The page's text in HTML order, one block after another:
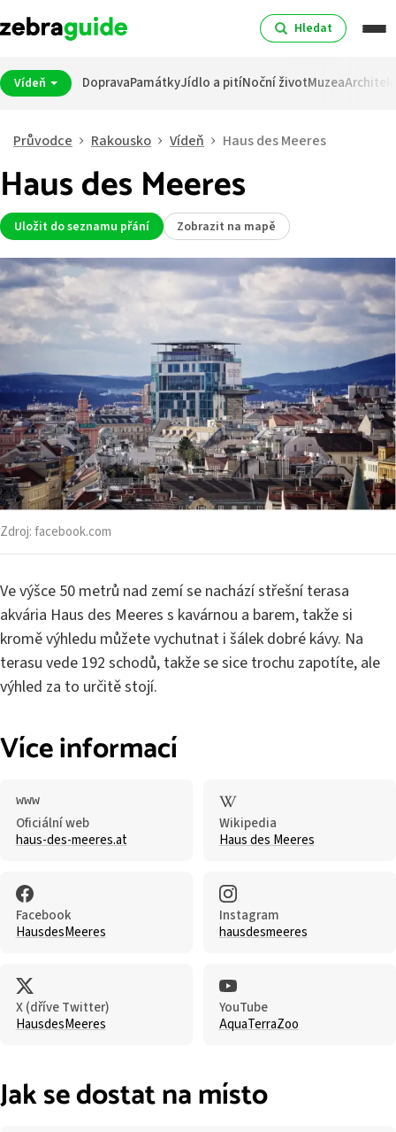
Hledat
Vídeň DopravaPamátkyJídlo a pitíNoční životMuzea
Průvodce Rakousko Vídeň Haus des Meeres
Haus des Meeres
Uložit do seznamu přání Zobrazit na mapě
Zdroj:facebook.com
Ve výšce 50 metrů nad zemí se nachází střešní terasa
akvária Haus des Meeres s kavárnou a barem, takže si
kromě výhledu můžete vychutnat i šálek dobré kávy. Na
terasu vede 192 schodů, takže se sice trochu zapotíte, ale
výhled za to určitě stojí.
Více informací
Oficiální web
haus-des-meeres.at
Wikipedia
Haus des Meeres
Facebook
HausdesMeeres
Instagram
hausdesmeeres
X (dříve Twitter)
HausdesMeeres
YouTube
AquaTerraZoo
Jak se dostat na místo